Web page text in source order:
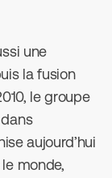
une
la fusion
le groupe
aujourd’hui
monde,